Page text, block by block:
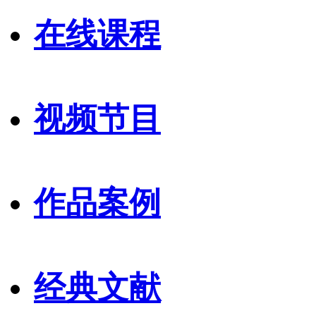
在线课程
视频节目
作品案例
经典文献